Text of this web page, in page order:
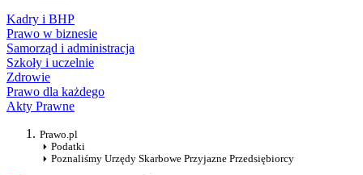
Kadry i BHP
Prawo w biznesie
Samorząd i administracja
Szkoły i uczelnie
Zdrowie
Prawo dla każdego
Akty Prawne
Prawo.pl
Podatki
Poznaliśmy Urzędy Skarbowe Przyjazne Przedsiębiorcy